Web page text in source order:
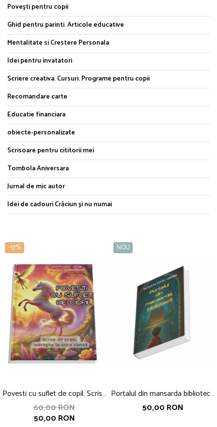
Povești pentru copii
Ghid pentru parinti. Articole educative
Mentalitate si Crestere Personala
Idei pentru invatatori
Scriere creativa. Cursuri. Programe pentru copii
Recomandare carte
Educatie financiara
obiecte-personalizate
Scrisoare pentru cititorii mei
Tombola Aniversara
Jurnal de mic autor
Idei de cadouri Crăciun și nu numai
-17%
Povesti cu suflet de copil. Scrise
de copii, indragite la orice varsta,
coordonator Nicoleta Fotau-
60,00 RON
50,00 RON
NOU
Portalul din mansarda bibliotecii,
Nicoleta Fotau-Ababei
50,00 RON